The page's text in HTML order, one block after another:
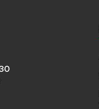
sur Loire, Rochefort
La Savennière, Bouchemaine
sur Aubance